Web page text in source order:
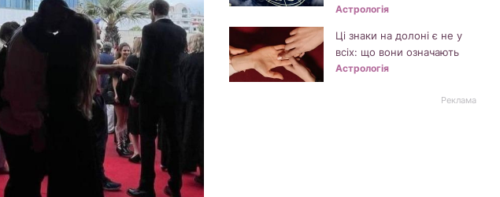
Астрологія
Ці знаки на долоні є не у
всіх: що вони означають
Астрологія
Реклама